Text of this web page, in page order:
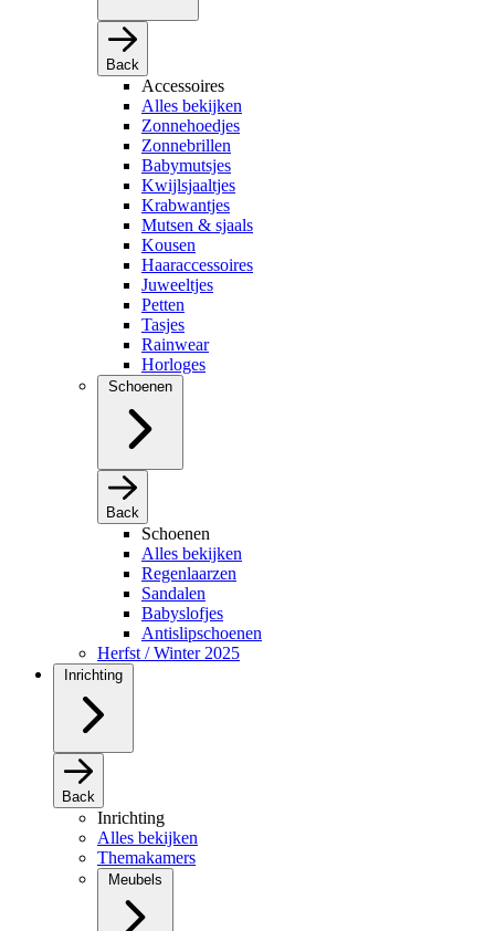
Back
Accessoires
Alles bekijken
Zonnehoedjes
Zonnebrillen
Babymutsjes
Kwijlsjaaltjes
Krabwantjes
Mutsen & sjaals
Kousen
Haaraccessoires
Juweeltjes
Petten
Tasjes
Rainwear
Horloges
Schoenen
Back
Schoenen
Alles bekijken
Regenlaarzen
Sandalen
Babyslofjes
Antislipschoenen
Herfst / Winter 2025
Inrichting
Back
Inrichting
Alles bekijken
Themakamers
Meubels